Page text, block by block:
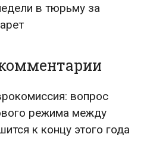
в тюрьму за
вопрос
режима между
к концу этого года